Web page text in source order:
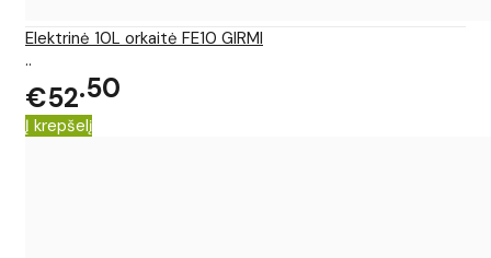
Elektrinė 10L orkaitė FE10 GIRMI
..
€52 50
Į krepšelį